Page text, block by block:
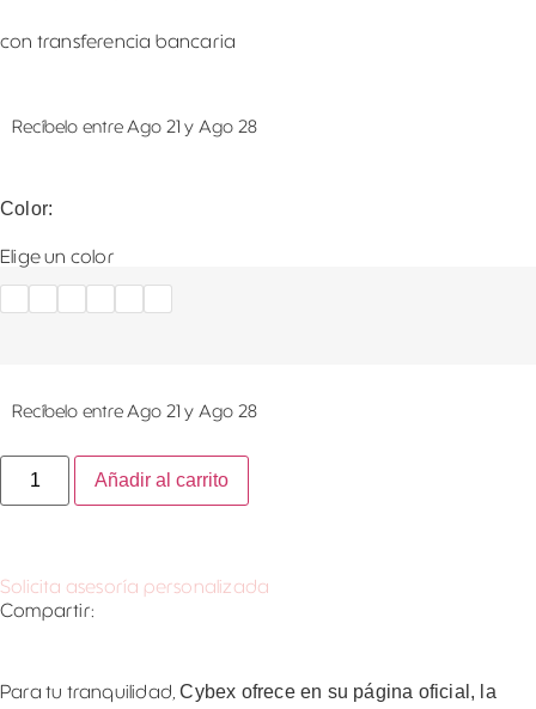
con transferencia bancaria
Recíbelo entre Ago 21 y Ago 28
Color:
Elige un color
Recíbelo entre Ago 21 y Ago 28
Añadir al carrito
Solicita asesoría personalizada
Compartir:
Para tu tranquilidad,Cybex ofrece en su página oficial, la